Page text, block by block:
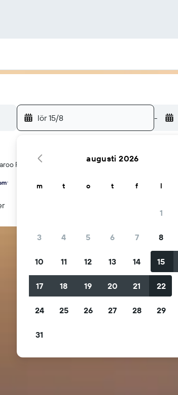
lör 15/8 -
Point
augusti 2026
m t o t f l
1
3 4 5 6 7 8
10 11 12 13 14 15
17 18 19 20 21 22
24 25 26 27 28 29
31